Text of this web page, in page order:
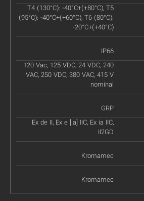
T4 (130°C): -40°C+(+80°C), T5
(95°C): -40°C+(+60°C), T6 (80°C):
-20°C+(+40°C)
IP66
120 Vac, 125 VDC, 24 VDC, 240
VAC, 250 VDC, 380 VAC, 415 V
nominal
GRP
Ex de II, Ex e [ia] IIC, Ex ia IIC,
II2GD
Kromamec
Kromamec